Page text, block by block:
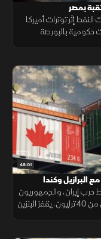
بمصر
إثر توترات أميركا
حكومية بالبورصة
48:01
البرازيل وكندا
إيران، والجمهوريون
يقرون 95 مليار دولار لتمويلها. ومع اقتراب الدين من 40 ترليون، يقفز البنزين